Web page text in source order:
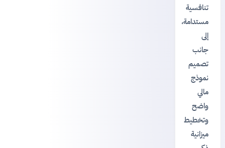
تنافسية
مستدامة،
إلى
جانب
تصميم
نموذج
مالي
واضح
وتخطيط
ميزانية